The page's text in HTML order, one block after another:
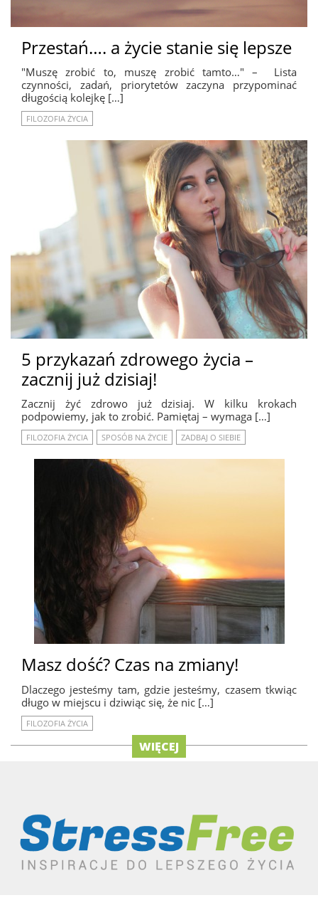
Przestań…. a życie stanie się lepsze
"Muszę zrobić to, muszę zrobić tamto…" – Lista
czynności, zadań, priorytetów zaczyna przypominać
długością kolejkę […]
FILOZOFIA ŻYCIA
5 przykazań zdrowego życia –
zacznij już dzisiaj!
Zacznij żyć zdrowo już dzisiaj. W kilku krokach
podpowiemy, jak to zrobić. Pamiętaj – wymaga […]
FILOZOFIA ŻYCIA SPOSÓB NA ŻYCIE ZADBAJ O SIEBIE
Masz dość? Czas na zmiany!
Dlaczego jesteśmy tam, gdzie jesteśmy, czasem tkwiąc
długo w miejscu i dziwiąc się, że nic […]
FILOZOFIA ŻYCIA
WIĘCEJ